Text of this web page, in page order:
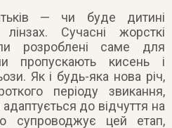
— чи буде дитині
Сучасні жорсткі
розроблені саме для
пропускають кисень і
Як і будь-яка нова річ,
періоду звикання,
до відчуття на
супроводжує цей етап,